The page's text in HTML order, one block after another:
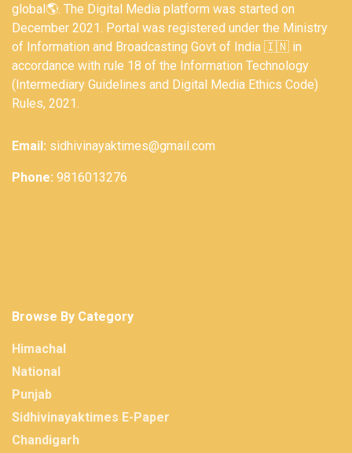
global🌎. The Digital Media platform was started on
December 2021. Portal was registered under the Ministry
of Information and Broadcasting Govt of India 🇮🇳 in
accordance with rule 18 of the Information Technology
(Intermediary Guidelines and Digital Media Ethics Code)
Rules, 2021.
Email: sidhivinayaktimes@gmail.com
Phone: 9816013276
Browse By Category
Himachal
National
Punjab
Sidhivinayaktimes E-Paper
Chandigarh